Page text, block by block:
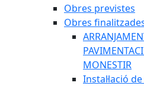
Obres previstes
Obres
MONESTIR
Instal·lació